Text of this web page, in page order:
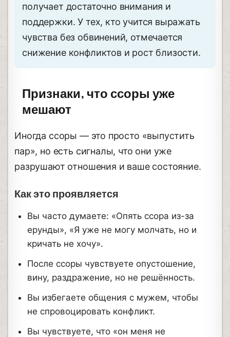
получает достаточно внимания и
поддержки. У тех, кто учится выражать
чувства без обвинений, отмечается
снижение конфликтов и рост близости.
Признаки, что ссоры уже
мешают
Иногда ссоры — это просто «выпустить
пар», но есть сигналы, что они уже
разрушают отношения и ваше состояние.
Как это проявляется
Вы часто думаете: «Опять ссора из-за
ерунды», «Я уже не могу молчать, но и
кричать не хочу».
После ссоры чувствуете опустошение,
вину, раздражение, но не решённость.
Вы избегаете общения с мужем, чтобы
не спровоцировать конфликт.
Вы чувствуете, что «он меня не